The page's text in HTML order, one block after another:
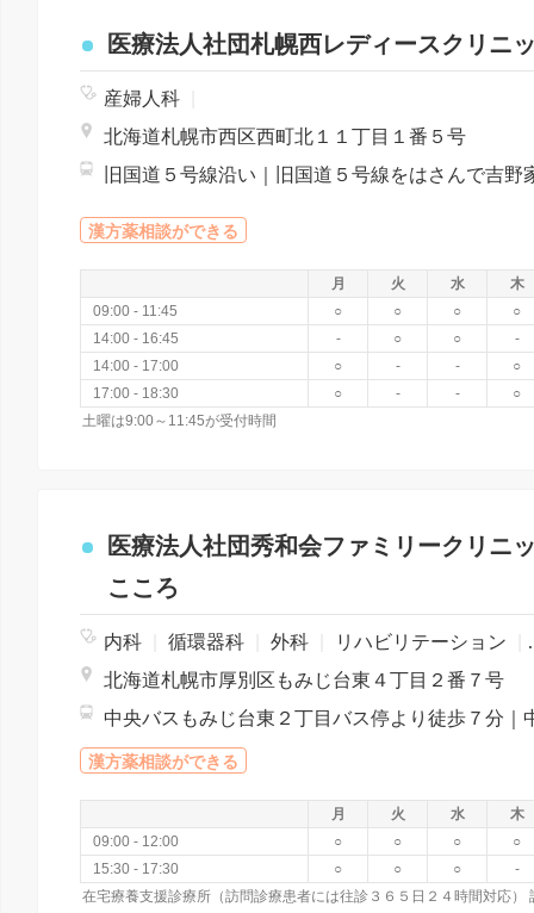
医療法人社団札幌西レディースクリニ
産婦人科
北海道札幌市西区西町北１１丁目１番５号
漢方薬相談ができる
月 火 水
木
09:00 - 11:45
○ ○ ○
○
14:00 - 16:45
- ○ ○
-
14:00 - 17:00
○ - -
○
17:00 - 18:30
○ - -
○
土曜は9:00～11:45が受付時間
医療法人社団秀和会ファミリークリニ
こころ
内科 循環器科 外科 リハビリテーション
北海道札幌市厚別区もみじ台東４丁目２番７号
漢方薬相談ができる
月 火 水
木
09:00 - 12:00
○ ○ ○
○
15:30 - 17:30
○ ○ ○ -